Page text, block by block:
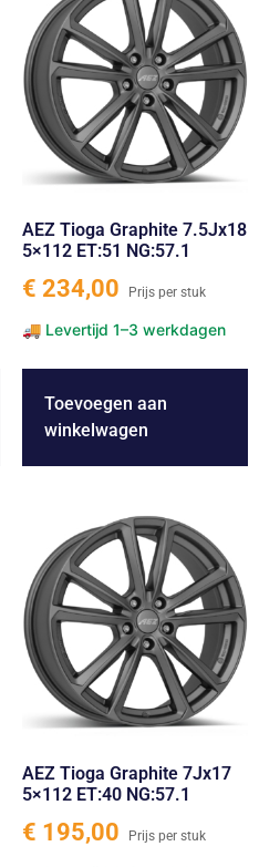
AEZ Tioga Graphite 7.5Jx18
5×112 ET:51 NG:57.1
€ 234,00
Toevoegen aan
winkelwagen
AEZ Tioga Graphite 7Jx17
5×112 ET:40 NG:57.1
€ 195,00